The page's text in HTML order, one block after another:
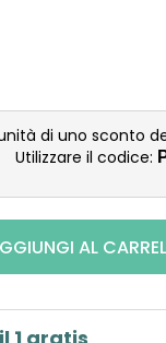
di uno sconto
Utilizzare il codice:
AL